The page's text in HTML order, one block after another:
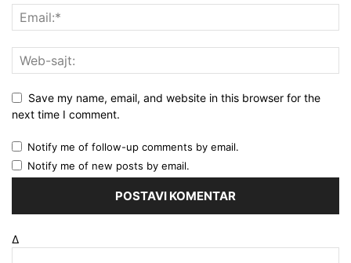
Save my name, email, and website in this browser for the
next time I comment.
Notify me of follow-up comments by email.
Notify me of new posts by email.
Δ